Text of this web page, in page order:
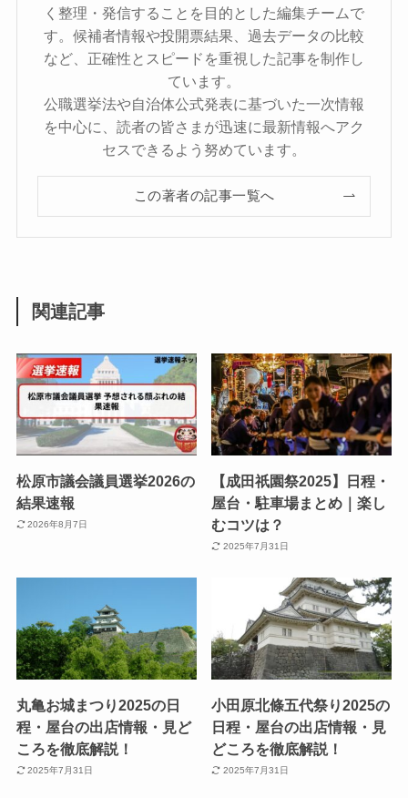
く整理・発信することを目的とした編集チームで
す。候補者情報や投開票結果、過去データの比較
など、正確性とスピードを重視した記事を制作し
ています。
公職選挙法や自治体公式発表に基づいた一次情報
を中心に、読者の皆さまが迅速に最新情報へアク
セスできるよう努めています。
この著者の記事一覧へ
関連記事
松原市議会議員選挙2026の
結果速報
2026年8月7日
【成田祇園祭2025】日程・
屋台・駐車場まとめ｜楽し
むコツは？
2025年7月31日
丸亀お城まつり2025の日
程・屋台の出店情報・見ど
ころを徹底解説！
2025年7月31日
小田原北條五代祭り2025の
日程・屋台の出店情報・見
どころを徹底解説！
2025年7月31日